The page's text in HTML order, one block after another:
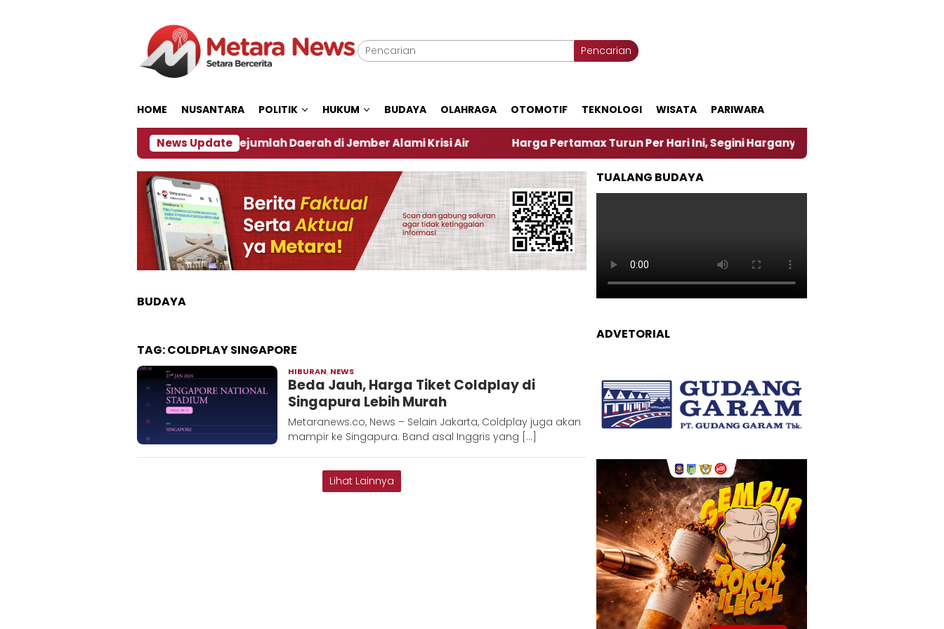
Pencarian
HOME NUSANTARA POLITIK HUKUM BUDAYA OLAHRAGA OTOMOTIF TEKNOLOGI WISATA PARIWARA
News Update
Dampak El Nino, Sejumlah Daerah di Jember Alami Krisi Air Harga Pertamax Turun Per Hari Ini, Segini Harganya ‎Nasirun Maestro Lukis
BUDAYA
TAG:COLDPLAY SINGAPORE
HIBURAN, NEWS
Beda Jauh, Harga Tiket Coldplay di
Singapura Lebih Murah
Metaranews.co, News – Selain Jakarta, Coldplay juga akan
mampir ke Singapura. Band asal Inggris yang […]
Lihat Lainnya
TUALANG BUDAYA
ADVETORIAL